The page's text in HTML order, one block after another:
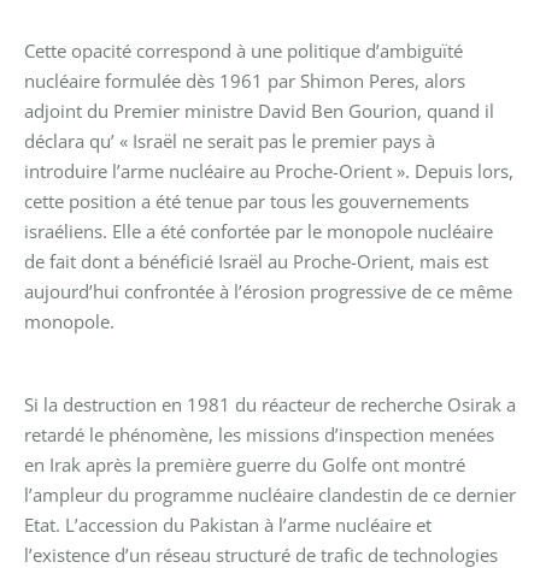
Cette opacité correspond à une politique d’ambiguïté
nucléaire formulée dès 1961 par Shimon Peres, alors
adjoint du Premier ministre David Ben Gourion, quand il
déclara qu’ « Israël ne serait pas le premier pays à
introduire l’arme nucléaire au Proche-Orient ». Depuis lors,
cette position a été tenue par tous les gouvernements
israéliens. Elle a été confortée par le monopole nucléaire
de fait dont a bénéficié Israël au Proche-Orient, mais est
aujourd’hui confrontée à l’érosion progressive de ce même
monopole.
Si la destruction en 1981 du réacteur de recherche Osirak a
retardé le phénomène, les missions d’inspection menées
en Irak après la première guerre du Golfe ont montré
l’ampleur du programme nucléaire clandestin de ce dernier
Etat. L’accession du Pakistan à l’arme nucléaire et
l’existence d’un réseau structuré de trafic de technologies